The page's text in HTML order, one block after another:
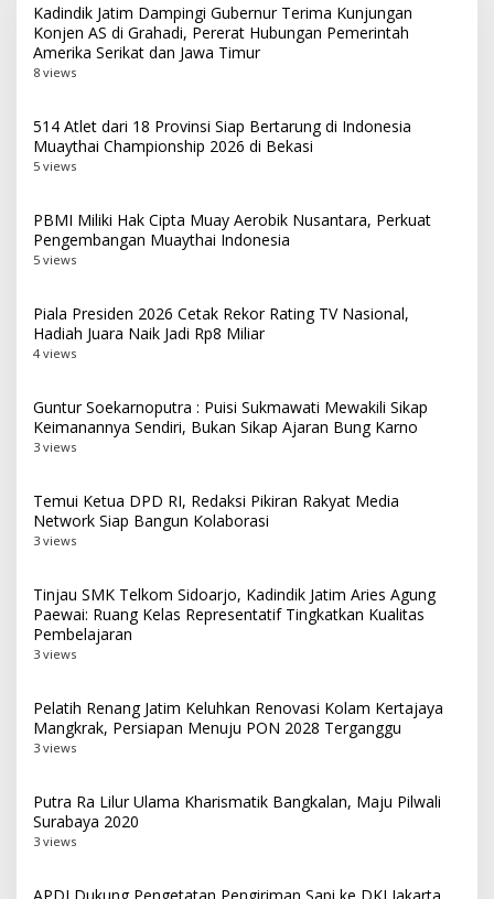
Kadindik Jatim Dampingi Gubernur Terima Kunjungan
Konjen AS di Grahadi, Pererat Hubungan Pemerintah
Amerika Serikat dan Jawa Timur
8 views
514 Atlet dari 18 Provinsi Siap Bertarung di Indonesia
Muaythai Championship 2026 di Bekasi
5 views
PBMI Miliki Hak Cipta Muay Aerobik Nusantara, Perkuat
Pengembangan Muaythai Indonesia
5 views
Piala Presiden 2026 Cetak Rekor Rating TV Nasional,
Hadiah Juara Naik Jadi Rp8 Miliar
4 views
Guntur Soekarnoputra : Puisi Sukmawati Mewakili Sikap
Keimanannya Sendiri, Bukan Sikap Ajaran Bung Karno
3 views
Temui Ketua DPD RI, Redaksi Pikiran Rakyat Media
Network Siap Bangun Kolaborasi
3 views
Tinjau SMK Telkom Sidoarjo, Kadindik Jatim Aries Agung
Paewai: Ruang Kelas Representatif Tingkatkan Kualitas
Pembelajaran
3 views
Pelatih Renang Jatim Keluhkan Renovasi Kolam Kertajaya
Mangkrak, Persiapan Menuju PON 2028 Terganggu
3 views
Putra Ra Lilur Ulama Kharismatik Bangkalan, Maju Pilwali
Surabaya 2020
3 views